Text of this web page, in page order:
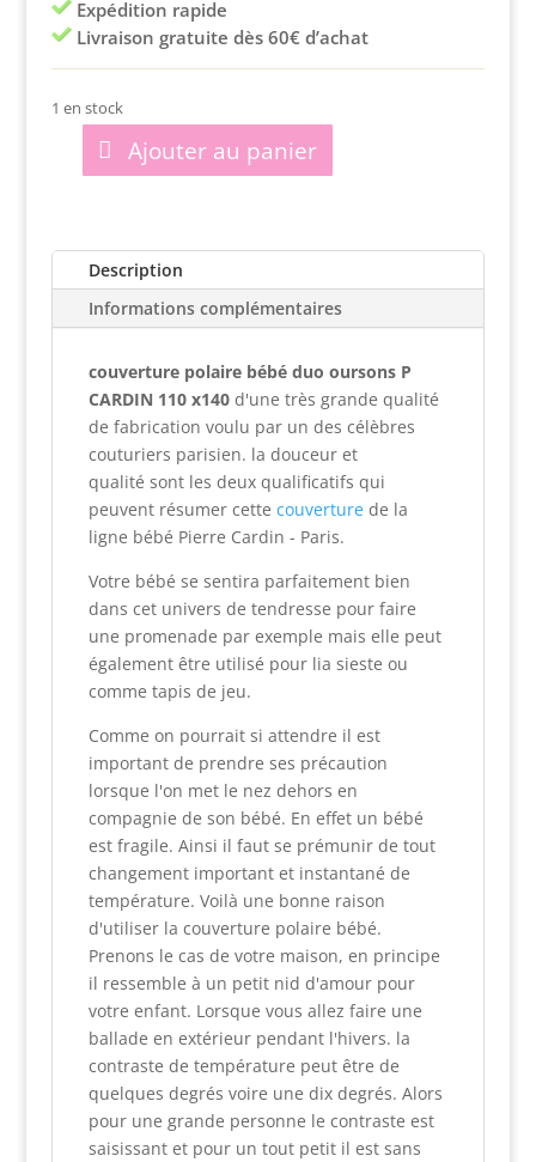
Expédition rapide
Livraison gratuite dès 60€ d’achat
1 en stock
quantité
polaire
bébé
oursons
CARDIN
Ajouter au panier
Description
Informations complémentaires
couverture polaire bébé duo oursons P
CARDIN 110 x140 d'une très grande qualité
de fabrication voulu par un des célèbres
couturiers parisien. la douceur et
qualité sont les deux qualificatifs qui
peuvent résumer cette couverturede la
ligne bébé Pierre Cardin - Paris.
Votre bébé se sentira parfaitement bien
dans cet univers de tendresse pour faire
une promenade par exemple mais elle peut
également être utilisé pour lia sieste ou
comme tapis de jeu.
Comme on pourrait si attendre il est
important de prendre ses précaution
lorsque l'on met le nez dehors en
compagnie de son bébé. En effet un bébé
est fragile. Ainsi il faut se prémunir de tout
changement important et instantané de
température. Voilà une bonne raison
d'utiliser la couverture polaire bébé.
Prenons le cas de votre maison, en principe
il ressemble à un petit nid d'amour pour
votre enfant. Lorsque vous allez faire une
ballade en extérieur pendant l'hivers. la
contraste de température peut être de
quelques degrés voire une dix degrés. Alors
pour une grande personne le contraste est
saisissant et pour un tout petit il est sans